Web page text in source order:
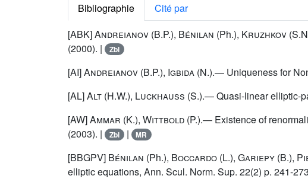
Bibliographie
Cité par
[ABK]Andreianov (B.P.), Bénilan (Ph.), Kruzhkov
(2000). |
Zbl
[AI]Andreianov (B.P.), Igbida (N.).— Uniqueness for
[AL]Alt (H.W.), Luckhauss (S.).— Quasi-linear elliptic-
[AW]Ammar (K.), Wittbold (P.).— Existence of
(2003). |
Zbl | MR
[BBGPV] Bénilan (Ph.), Boccardo (L.), Gariepy (B.),
elliptic equations, Ann. Scul. Norm. Sup. 22(2) p. 241-